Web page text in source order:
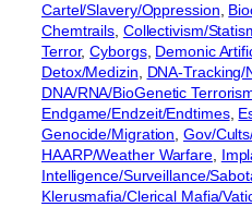
Cartel/Slavery/Oppression
Chemtrails Collectivism/
Terror, Cyborgs, Demonic
Detox/Medizin
DNA-Tracking/
DNA/RNA/BioGenetic
Endgame/Endzeit/Endtimes,
Genocide/Migration , Gov/
HAARP/Weather Warfare,
Intelligence/Surveillance/
Klerusmafia/Clerical Mafia/